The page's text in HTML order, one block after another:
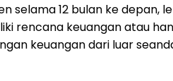
12 bulan ke depan,
rencana keuangan atau
keuangan dari luar